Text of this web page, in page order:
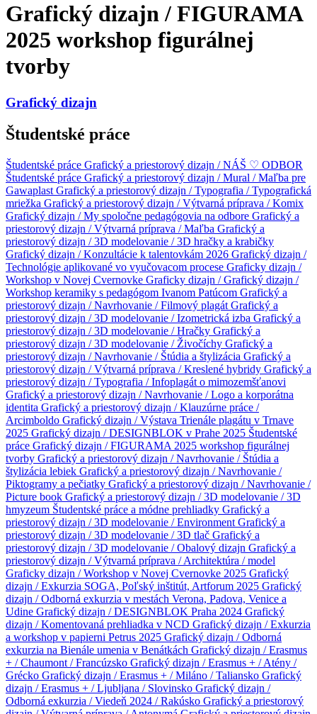
Grafický dizajn / FIGURAMA
2025 workshop figurálnej
tvorby
Grafický dizajn
Študentské práce
Študentské práce Grafický a priestorový dizajn / NÁŠ ♡ ODBOR
Študentské práce Grafický a priestorový dizajn / Mural / Maľba pre
Gawaplast Grafický a priestorový dizajn / Typografia / Typografická
mriežka Grafický a priestorový dizajn / Výtvarná príprava / Komix
Grafický dizajn / My spoločne pedagógovia na odbore Grafický a
priestorový dizajn / Výtvarná príprava / Maľba Grafický a
priestorový dizajn / 3D modelovanie / 3D hračky a krabičky
Grafický dizajn / Konzultácie k talentovkám 2026 Grafický dizajn /
Technológie aplikované vo vyučovacom procese Graficky dizajn /
Workshop v Novej Cvernovke Graficky dizajn /Grafický dizajn /
Workshop keramiky s pedagógom Ivanom Patúcom Grafický a
priestorový dizajn / Navrhovanie / Filmový plagát Grafický a
priestorový dizajn / 3D modelovanie / Izometrická izba Grafický a
priestorový dizajn / 3D modelovanie / Hračky Grafický a
priestorový dizajn / 3D modelovanie / Živočíchy Grafický a
priestorový dizajn / Navrhovanie / Štúdia a štylizácia Grafický a
priestorový dizajn / Výtvarná príprava / Kreslené hybridy Grafický a
priestorový dizajn / Typografia / Infoplagát o mimozemšťanovi
Grafický a priestorový dizajn / Navrhovanie / Logo a korporátna
identita Grafický a priestorový dizajn / Klauzúrne práce /
Arcimboldo Grafický dizajn / Výstava Trienále plagátu v Trnave
2025 Grafický dizajn / DESIGNBLOK v Prahe 2025 Študentské
práce Grafický dizajn / FIGURAMA 2025 workshop figurálnej
tvorby Grafický a priestorový dizajn / Navrhovanie / Štúdia a
štylizácia lebiek Grafický a priestorový dizajn / Navrhovanie /
Piktogramy a pečiatky Grafický a priestorový dizajn / Navrhovanie /
Picture book Grafický a priestorový dizajn / 3D modelovanie / 3D
hmyzeum Študentské práce a módne prehliadky Grafický a
priestorový dizajn / 3D modelovanie / Environment Grafický a
priestorový dizajn / 3D modelovanie / 3D tlač Grafický a
priestorový dizajn / 3D modelovanie / Obalový dizajn Grafický a
priestorový dizajn / Výtvarná príprava / Architektúra / model
Graficky dizajn / Workshop v Novej Cvernovke 2025 Grafický
dizajn / Exkurzia SOGA, Poľský inštitút, Artforum 2025 Grafický
dizajn / Odborná exkurzia v mestách Verona, Padova, Venice a
Udine Grafický dizajn / DESIGNBLOK Praha 2024 Grafický
dizajn / Komentovaná prehliadka v NCD Grafický dizajn / Exkurzia
a workshop v papierni Petrus 2025 Grafický dizajn / Odborná
exkurzia na Bienále umenia v Benátkách Grafický dizajn / Erasmus
+ / Chaumont / Francúzsko Grafický dizajn / Erasmus + / Atény /
Grécko Grafický dizajn / Erasmus + / Miláno / Taliansko Grafický
dizajn / Erasmus + / Ljubljana / Slovinsko Grafický dizajn /
Odborná exkurzia / Viedeň 2024 / Rakúsko Grafický a priestorový